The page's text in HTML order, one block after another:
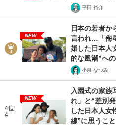
平田 裕介
NEW
日本の若者か
言われ…「侮
婚した日本人
的な風潮”へ
小泉 なつみ
4位
4
NEW
入園式の家
れ」と“差別
した日本人女
線”に思うこと